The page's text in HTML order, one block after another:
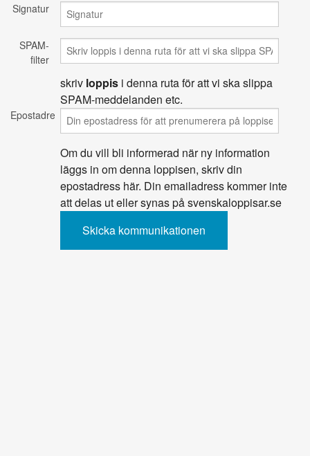
Signatur
SPAM-
filter
skriv loppis i denna ruta för att vi ska slippa
SPAM-meddelanden etc.
Epostadress
Om du vill bli informerad när ny information
läggs in om denna loppisen, skriv din
epostadress här. Din emailadress kommer inte
att delas ut eller synas på svenskaloppisar.se